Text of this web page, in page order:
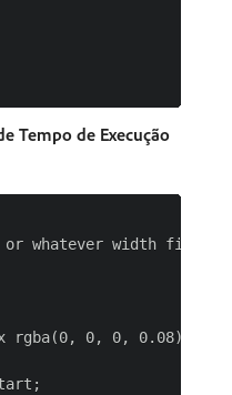
Tempo de Execução
whatever width fits
rgba(0, 0, 0, 0.08);